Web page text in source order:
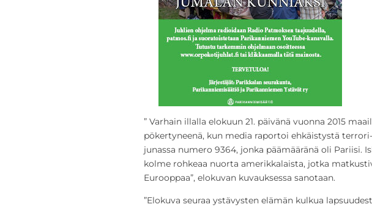
” Varhain illalla elokuun 21. päivänä vuonna 2015
pökertyneenä, kun media raportoi ehkäistystä
junassa numero 9364, jonka päämääränä oli Pariisi.
kolme rohkeaa nuorta amerikkalaista, jotka
Eurooppaa”, elokuvan kuvauksessa sanotaan.
”Elokuva seuraa ystävysten elämän kulkua